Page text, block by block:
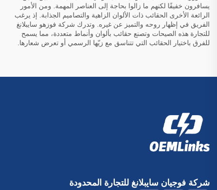
يسافرون خفيفًا لكنهم ما زالوا بحاجة إلى العناصر المهمة. ومن الأمور
الرائعة الأخرى الحقائب ذات الألوان الزاهية والتصاميم الجذابة. إذ يرغب
الفريق في إظهار روحه والتميز عن غيره. وتدرك شركة فوزهو سايبلانغ
للتجارة هذه الصيحات وتصنع حقائب بألوان وأنماط متعددة، مما يسمح
للفرق باختيار الحقائب التي تتناسق مع زيّها الرسمي أو تعرض شعارها.
شركة فوجيان سايبلانغ للتجارة المحدودة